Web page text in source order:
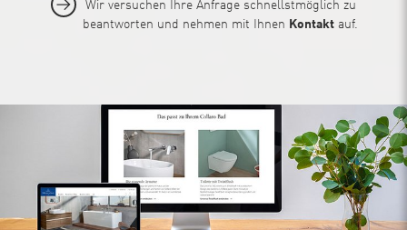
Wir versuchen Ihre Anfrage schnellstmöglich zu
beantworten und nehmen mit Ihnen Kontakt auf.